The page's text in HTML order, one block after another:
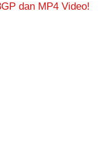
dan MP4 Video!